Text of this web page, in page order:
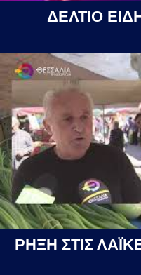
ΔΕΛΤΙΟ
ΡΗΞΗ ΣΤΙΣ